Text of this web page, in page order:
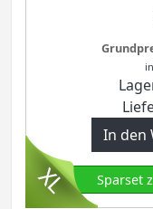
In den
Sparset